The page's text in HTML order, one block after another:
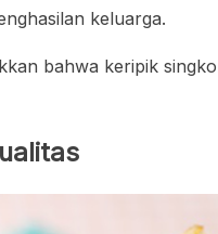
keluarga.
bahwa keripik